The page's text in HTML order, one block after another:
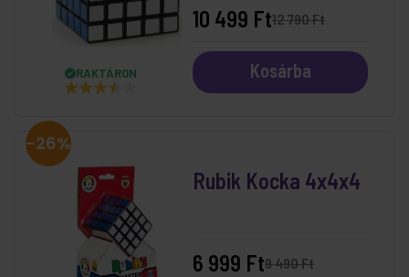
RAKTÁRON
12 790 Ft
10 499 Ft
Kosárba
-26%
Rubik Kocka 4x4x4
9 490 Ft
6 999 Ft